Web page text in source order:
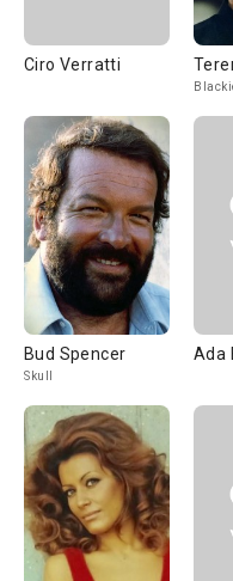
Ciro Verratti
Bud Spencer
Skull
Ada